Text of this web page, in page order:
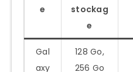
e
stockag
e
Gal
axy
128 Go,
256 Go